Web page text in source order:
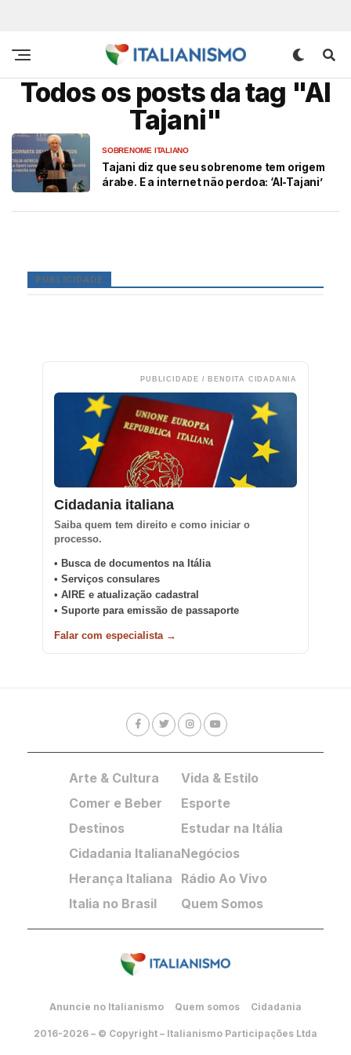
Todos os posts da tag "Al
Tajani"
SOBRENOME ITALIANO
Tajani diz que seu sobrenome tem origem
árabe. E a internet não perdoa: ‘Al-Tajani’
PUBLICIDADE
PUBLICIDADE / BENDITA CIDADANIA
Cidadania italiana
Saiba quem tem direito e como iniciar o
processo.
• Busca de documentos na Itália
• Serviços consulares
• AIRE e atualização cadastral
• Suporte para emissão de passaporte
Falar com especialista →
Arte & Cultura
Comer e Beber
Destinos
Cidadania Italiana
Herança Italiana
Italia no Brasil
Vida & Estilo
Esporte
Estudar na Itália
Negócios
Rádio Ao Vivo
Quem Somos
Anuncie no Italianismo Quem somos Cidadania
2016-2026 – © Copyright – Italianismo Participações Ltda